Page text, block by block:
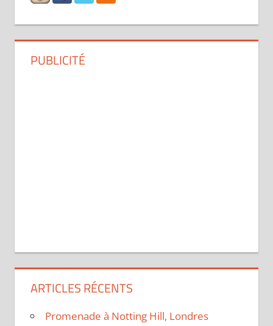
PUBLICITÉ
ARTICLES RÉCENTS
Promenade à Notting Hill, Londres